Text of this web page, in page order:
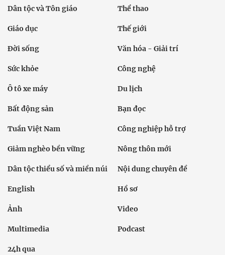
Dân tộc và Tôn giáo Thể thao
Giáo dục Thế giới
Đời sống Văn hóa - Giải trí
Sức khỏe Công nghệ
Ô tô xe máy Du lịch
Bất động sản Bạn đọc
Tuần Việt Nam Công nghiệp hỗ trợ
Giảm nghèo bền vững Nông thôn mới
Dân tộc thiểu số và miền núi Nội dung chuyên đề
English Hồ sơ
Ảnh Video
Multimedia Podcast
24h qua